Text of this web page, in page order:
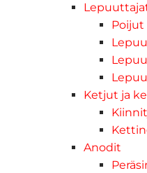
Poijut
Ketjut ja
Anodit